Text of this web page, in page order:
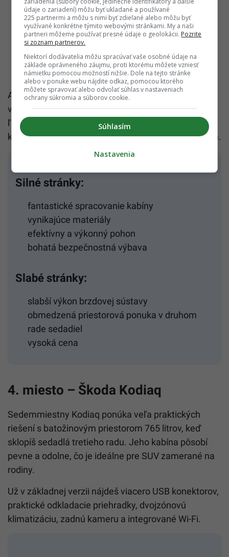
Auto Express ho vybral za prémiové SUV strednej
veľkosti roka 2022 aj 2023. Jeho interiér vyniká
ľahko ovládateľnými technológiami, vysokou
kvalitou spracovania, bohatou výbavou a priestorom.
Silné stránky:
fantastické spracovanie kabíny
vynikajúce materiály
efektívny a výkonný pohon
bohatá bezpečnostná výbava
Slabé stránky:
slabší výkon brzdovej sústavy
obmedzená priestorová ponuka v druhom
rade sedadiel
vysoká cena
4. miesto – Škoda Kodiaq
Sedemmiestny Kodiaq ponúka veľa praktických
riešení s batožinovým priestorom 765 litrov, keď
sklopíš sedadlá tretieho radu. Jeho kabína pôsobí
pevne a odolne, čo je ideálne pre SUV zamerané na
rodiny.
Už v základnej verzii nájdeš viacero USB konektorov,
praktické odkladacie priehradky, dvojzónovú
klimatizáciu, zadnú kameru a integrované Wi-Fi.
údaje o zariadení) môžu byť ukladané a používané
225 partnermi a môžu s nimi byť zdieľané alebo môžu byť
využívané konkrétne týmito webovými stránkami. My a naši
partneri môžeme používať presné údaje o geolokácii. Pozrite
si zoznam partnerov.
Niektorí dodávatelia môžu spracúvať vaše osobné údaje na
základe oprávneného záujmu, proti ktorému môžete vzniesť
námietku pomocou možností nižšie. Dole na tejto stránke
alebo v ponuke webu nájdite odkaz, pomocou ktorého
môžete spravovať alebo odvolať súhlas v nastaveniach
ochrany súkromia a súborov cookie.
Súhlasím
Nastavenia